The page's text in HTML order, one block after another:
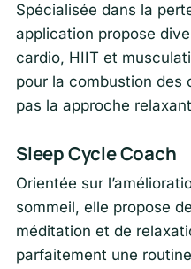
Spécialisée dans la
application propose
cardio, HIIT et
pour la combustion des
pas la approche
Sleep Cycle Coach
Orientée sur
sommeil, elle propose
méditation et de
parfaitement une